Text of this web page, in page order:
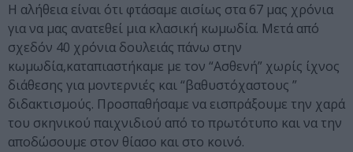
Η αλήθεια είναι ότι φτάσαμε αισίως στα 67 μας χρόνια
για να μας ανατεθεί μια κλασική κωμωδία. Μετά από
σχεδόν 40 χρόνια δουλειάς πάνω στην
κωμωδία,καταπιαστήκαμε με τον “Ασθενή” χωρίς ίχνος
διάθεσης για μοντερνιές και “βαθυστόχαστους ”
διδακτισμούς. Προσπαθήσαμε να εισπράξουμε την χαρά
του σκηνικού παιχνιδιού από το πρωτότυπο και να την
αποδώσουμε στον θίασο και στο κοινό.